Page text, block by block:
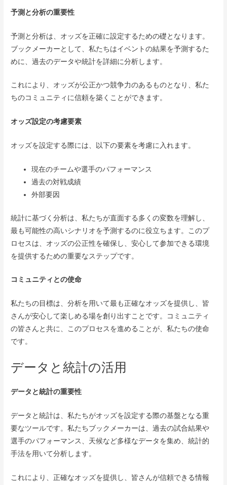
予測と分析の重要性
予測と分析は、オッズを正確に設定するための礎となります。
ブックメーカーとして、私たちはイベントの結果を予測するた
めに、過去のデータや統計を詳細に分析します。
これにより、オッズが公正かつ競争力のあるものとなり、私た
ちのコミュニティに信頼を築くことができます。
オッズ設定の考慮要素
オッズを設定する際には、以下の要素を考慮に入れます。
現在のチームや選手のパフォーマンス
過去の対戦成績
外部要因
統計に基づく分析は、私たちが直面する多くの変数を理解し、
最も可能性の高いシナリオを予測するのに役立ちます。このプ
ロセスは、オッズの公正性を確保し、安心して参加できる環境
を提供するための重要なステップです。
コミュニティとの使命
私たちの目標は、分析を用いて最も正確なオッズを提供し、皆
さんが安心して楽しめる場を創り出すことです。コミュニティ
の皆さんと共に、このプロセスを進めることが、私たちの使命
です。
データと統計の活用
データと統計の重要性
データと統計は、私たちがオッズを設定する際の基盤となる重
要なツールです。私たちブックメーカーは、過去の試合結果や
選手のパフォーマンス、天候など多様なデータを集め、統計的
手法を用いて分析します。
これにより、正確なオッズを提供し、皆さんが信頼できる情報